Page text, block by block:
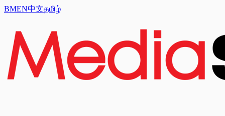
BMEN中文தமிழ்